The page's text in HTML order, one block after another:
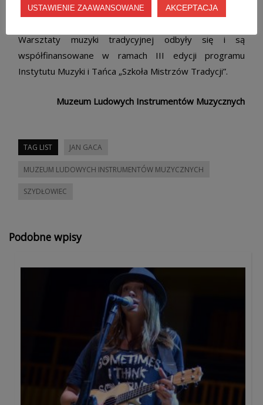
trzyrzędowej.
Warsztaty muzyki tradycyjnej odbyły się i są
współfinansowane w ramach III edycji programu
Instytutu Muzyki i Tańca „Szkoła Mistrzów Tradycji”.
Muzeum Ludowych Instrumentów Muzycznych
TAG LIST JAN GACA
MUZEUM LUDOWYCH INSTRUMENTÓW MUZYCZNYCH
SZYDŁOWIEC
Podobne wpisy
USTAWIENIE ZAAWANSOWANE AKCEPTACJA